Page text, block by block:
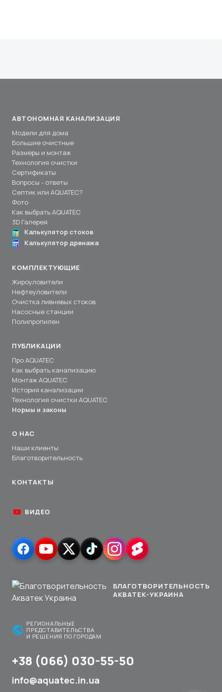
АВТОНОМНАЯ КАНАЛИЗАЦИЯ
Модели для дома
Большие очистные
Размеры и монтаж
Технология очистки
Сертификаты
Вопросы - ответы
Септик или AQUATEC?
Фото
Как выбрать AQUATEC
3D Галерея
Калькулятор стоков
Калькулятор дренажа
КОМПЛЕКТУЮЩИЕ
Жироуловители
Нефтеуловители
Очистка ливневых стоков
Насосные станции
Полипропилен
ПУБЛИКАЦИИ
Про AQUATEC
Как выбрать канализацию
Монтаж AQUATEC
История канализации
Технология очистки AQUATEC
Нормы и законы
О НАС
Наши клиенты
Благотворительность
КОНТАКТЫ
ВИДЕО
БЛАГОТВОРИТЕЛЬНОСТЬ
АКВАТЕК-УКРАИНА
public РЕГИОНАЛЬНЫЕ
ПРЕДСТАВИТЕЛЬСТВА
И РЕШЕНИЯ ПО ГОРОДАМ
+38 (066) 030-55-50
info@aquatec.in.ua